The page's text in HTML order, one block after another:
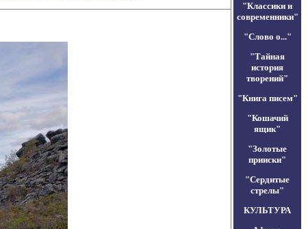
"Классики и
современники"
"Слово о..."
"Тайная
история
творений"
"Книга писем"
"Кошачий
ящик"
"Золотые
прииски"
"Сердитые
стрелы"
КУЛЬТУРА